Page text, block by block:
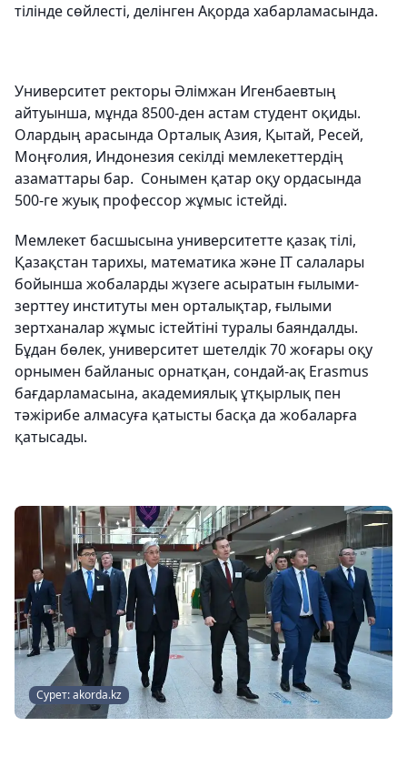
тілінде сөйлесті, делінген Ақорда хабарламасында.
Университет ректоры Әлімжан Игенбаевтың
айтуынша, мұнда 8500-ден астам студент оқиды.
Олардың арасында Орталық Азия, Қытай, Ресей,
Моңғолия, Индонезия секілді мемлекеттердің
азаматтары бар. Сонымен қатар оқу ордасында
500-ге жуық профессор жұмыс істейді.
Мемлекет басшысына университетте қазақ тілі,
Қазақстан тарихы, математика және IT салалары
бойынша жобаларды жүзеге асыратын ғылыми-
зерттеу институты мен орталықтар, ғылыми
зертханалар жұмыс істейтіні туралы баяндалды.
Бұдан бөлек, университет шетелдік 70 жоғары оқу
орнымен байланыс орнатқан, сондай-ақ Erasmus
бағдарламасына, академиялық ұтқырлық пен
тәжірибе алмасуға қатысты басқа да жобаларға
қатысады.
Сурет: akorda.kz